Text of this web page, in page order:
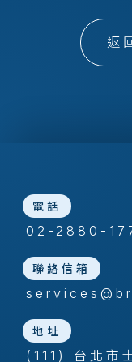
返
電話
02-2880-
聯絡信箱
地址
(111) 台北市